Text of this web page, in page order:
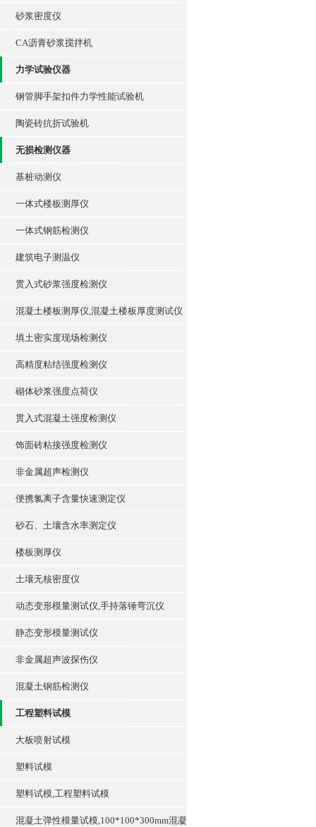
砂浆密度仪
CA沥青砂浆搅拌机
力学试验仪器
钢管脚手架扣件力学性能试验机
陶瓷砖抗折试验机
无损检测仪器
基桩动测仪
一体式楼板测厚仪
一体式钢筋检测仪
建筑电子测温仪
贯入式砂浆强度检测仪
混凝土楼板测厚仪,混凝土楼板厚度测试仪
填土密实度现场检测仪
高精度粘结强度检测仪
砌体砂浆强度点荷仪
贯入式混凝土强度检测仪
饰面砖粘接强度检测仪
非金属超声检测仪
便携氯离子含量快速测定仪
砂石、土壤含水率测定仪
楼板测厚仪
土壤无核密度仪
动态变形模量测试仪,手持落锤弯沉仪
静态变形模量测试仪
非金属超声波探伤仪
混凝土钢筋检测仪
工程塑料试模
大板喷射试模
塑料试模
塑料试模,工程塑料试模
混凝土弹性模量试模,100*100*300mm混凝